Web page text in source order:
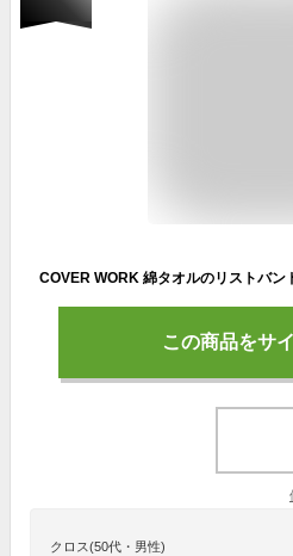
COVER WORK 綿タオルのリストバン
この商品をサ
クロス(50代・男性)